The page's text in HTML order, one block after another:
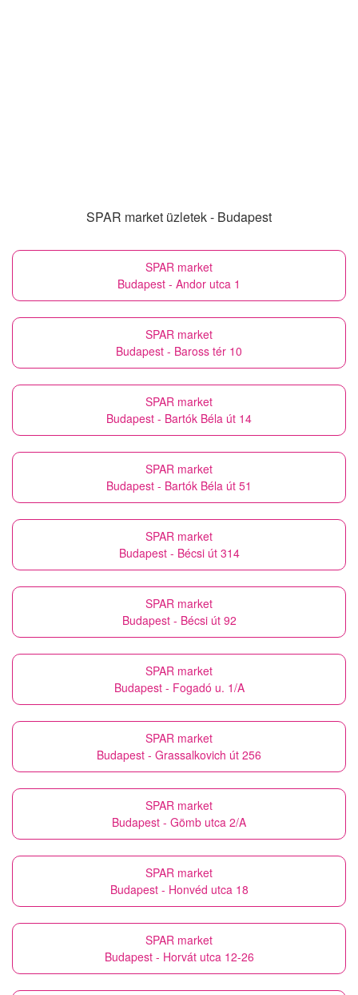
SPAR market üzletek - Budapest
SPAR market
Budapest - Andor utca 1
SPAR market
Budapest - Baross tér 10
SPAR market
Budapest - Bartók Béla út 14
SPAR market
Budapest - Bartók Béla út 51
SPAR market
Budapest - Bécsi út 314
SPAR market
Budapest - Bécsi út 92
SPAR market
Budapest - Fogadó u. 1/A
SPAR market
Budapest - Grassalkovich út 256
SPAR market
Budapest - Gömb utca 2/A
SPAR market
Budapest - Honvéd utca 18
SPAR market
Budapest - Horvát utca 12-26